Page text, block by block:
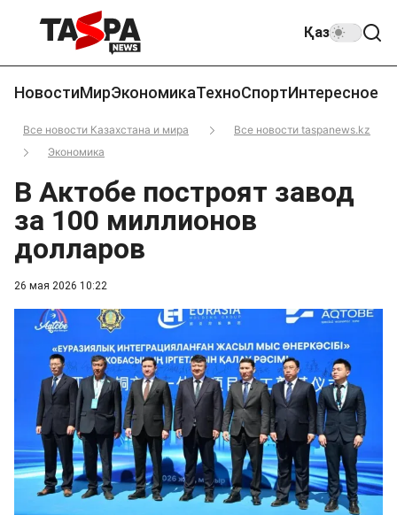
Қаз
НовостиМирЭкономикаТехноСпортИнтересное
Все новости Казахстана и мира
Все новости taspanews.kz
Экономика
26 мая 2026 10:22
В Актобе построят завод
за 100 миллионов
долларов